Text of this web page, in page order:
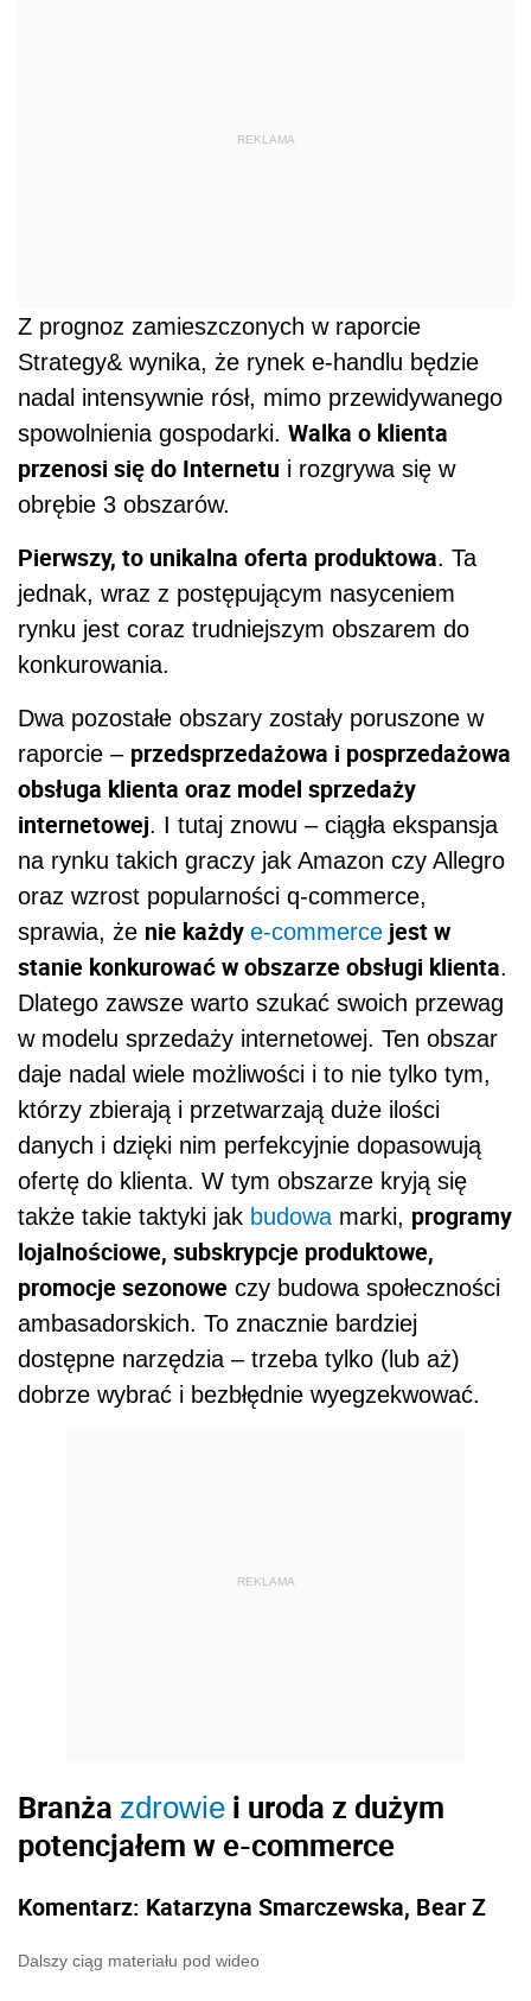
REKLAMA
Z prognoz zamieszczonych w raporcie
Strategy& wynika, że rynek e-handlu będzie
nadal intensywnie rósł, mimo przewidywanego
spowolnienia gospodarki. Walka o klienta
przenosi się do Internetu i rozgrywa się w
obrębie 3 obszarów.
Pierwszy, to unikalna oferta produktowa. Ta
jednak, wraz z postępującym nasyceniem
rynku jest coraz trudniejszym obszarem do
konkurowania.
Dwa pozostałe obszary zostały poruszone w
raporcie – przedsprzedażowa i posprzedażowa
obsługa klienta oraz model sprzedaży
internetowej. I tutaj znowu – ciągła ekspansja
na rynku takich graczy jak Amazon czy Allegro
oraz wzrost popularności q-commerce,
sprawia, że nie każdy e-commerce jest w
stanie konkurować w obszarze obsługi klienta.
Dlatego zawsze warto szukać swoich przewag
w modelu sprzedaży internetowej. Ten obszar
daje nadal wiele możliwości i to nie tylko tym,
którzy zbierają i przetwarzają duże ilości
danych i dzięki nim perfekcyjnie dopasowują
ofertę do klienta. W tym obszarze kryją się
także takie taktyki jak budowa marki, programy
lojalnościowe, subskrypcje produktowe,
promocje sezonowe czy budowa społeczności
ambasadorskich. To znacznie bardziej
dostępne narzędzia – trzeba tylko (lub aż)
dobrze wybrać i bezbłędnie wyegzekwować.
REKLAMA
Branża zdrowie i uroda z dużym
potencjałem w e-commerce
Komentarz: Katarzyna Smarczewska, Bear Z
Dalszy ciąg materiału pod wideo